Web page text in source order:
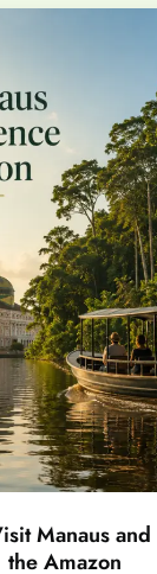
Manaus
the Amazon